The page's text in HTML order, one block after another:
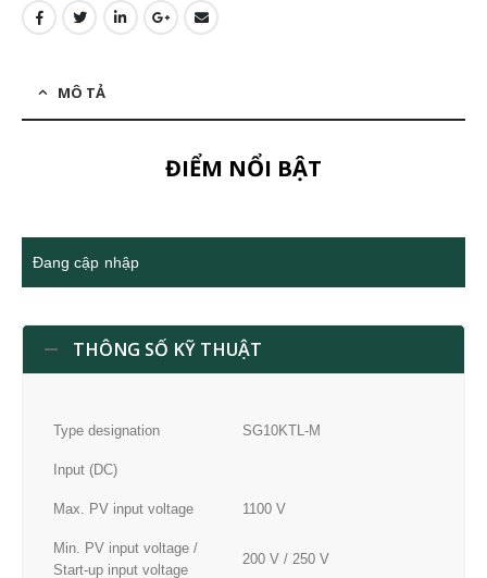
MÔ TẢ
ĐIỂM NỔI BẬT
Đang cập nhập
THÔNG SỐ KỸ THUẬT
Type designation SG10KTL-M
Input (DC)
Max. PV input voltage 1100 V
Min. PV input voltage /
Start-up input voltage
200 V / 250 V